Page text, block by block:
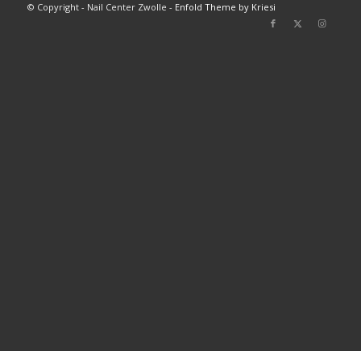
© Copyright - Nail Center Zwolle - Enfold Theme by Kriesi